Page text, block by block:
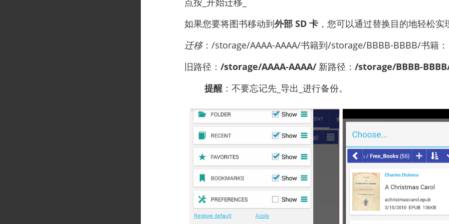
如果您要将图书移动到外部 SD 卡 ，您可以通过替换目的地轻松实
迁移：/storage/AAAA-AAAA/书籍到/storage/BBBB-BBBB/书籍：
旧路径： /storage/AAAA-AAAA/新路径： /storage/BBBB-
提醒 ：不要忘记先_导出_进行备份。